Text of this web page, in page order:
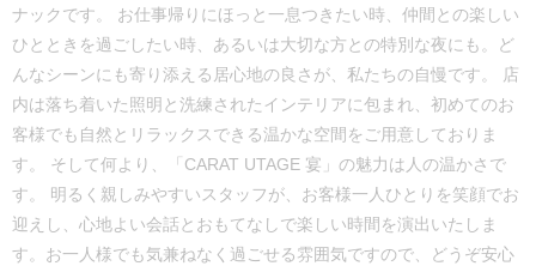
ナックです。 お仕事帰りにほっと一息つきたい時、仲間との楽しい
ひとときを過ごしたい時、あるいは大切な方との特別な夜にも。ど
んなシーンにも寄り添える居心地の良さが、私たちの自慢です。 店
内は落ち着いた照明と洗練されたインテリアに包まれ、初めてのお
客様でも自然とリラックスできる温かな空間をご用意しておりま
す。 そして何より、「CARAT UTAGE 宴」の魅力は人の温かさで
す。 明るく親しみやすいスタッフが、お客様一人ひとりを笑顔でお
迎えし、心地よい会話とおもてなしで楽しい時間を演出いたしま
す。お一人様でも気兼ねなく過ごせる雰囲気ですので、どうぞ安心